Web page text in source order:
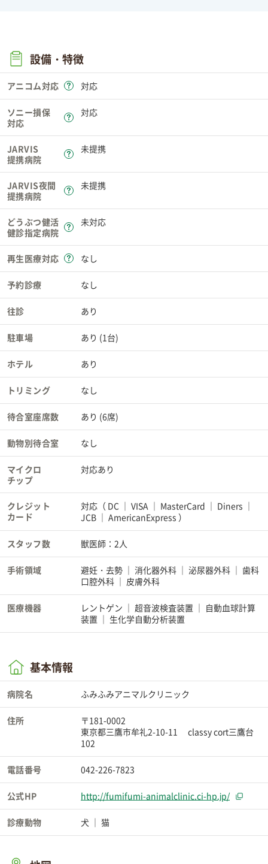
設備・特徴
アニコム対応 対応
ソニー損保
対応
対応
JARVIS
提携病院
未提携
JARVIS夜間
提携病院
未提携
どうぶつ健活
健診指定病院
未対応
再生医療対応 なし
予約診療 なし
往診 あり
駐車場 あり (1台)
ホテル あり
トリミング なし
待合室座席数 あり (6席)
動物別待合室 なし
マイクロ
チップ
対応あり
クレジット
カード
対応（ DC VISA MasterCard
Diners
JCB
AmericanExpress ）
スタッフ数 獣医師：2人
手術領域 避妊・去勢 消化器外科 泌尿器外科
歯科
口腔外科
皮膚外科
医療機器 レントゲン 超音波検査装置
自動血球計算
装置
生化学自動分析装置
基本情報
病院名 ふみふみアニマルクリニック
住所
〒181-0002
東京都三鷹市牟礼2-10-11 classy cort三鷹台
102
電話番号 042-226-7823
公式HP http://fumifumi-animalclinic.ci-hp.jp/
診療動物 犬 猫